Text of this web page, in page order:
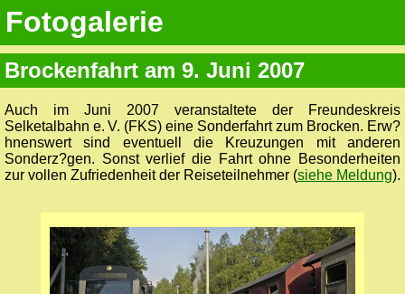
Fotogalerie
Brockenfahrt am 9. Juni 2007
Auch im Juni 2007 veranstaltete der Freundeskreis
Selketalbahn e. V. (FKS) eine Sonderfahrt zum Brocken. Erw?
hnenswert sind eventuell die Kreuzungen mit anderen
Sonderz?gen. Sonst verlief die Fahrt ohne Besonderheiten
zur vollen Zufriedenheit der Reiseteilnehmer (siehe Meldung).